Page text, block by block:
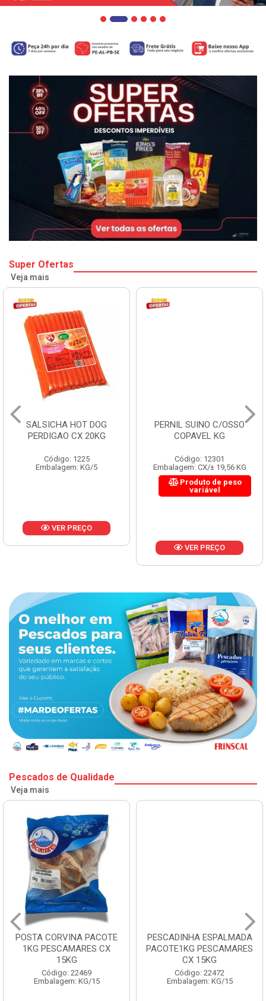
Super Ofertas
Veja mais
SALSICHA HOT DOG
PERDIGAO CX 20KG
Código: 1225
Embalagem: KG/5
VER PREÇO
PERNIL SUINO C/OSSO
Código: 12301
Embalagem: CX/± 19,56 KG
Produto de peso
variável
VER PREÇO
Pescados de Qualidade
Veja mais
POSTA CORVINA PACOTE
1KG PESCAMARES CX
15KG
Código: 22469
Embalagem: KG/15
PESCADINHA ESPALMADA
PACOTE1KG PESCAMARES
CX 15KG
Código: 22472
Embalagem: KG/15